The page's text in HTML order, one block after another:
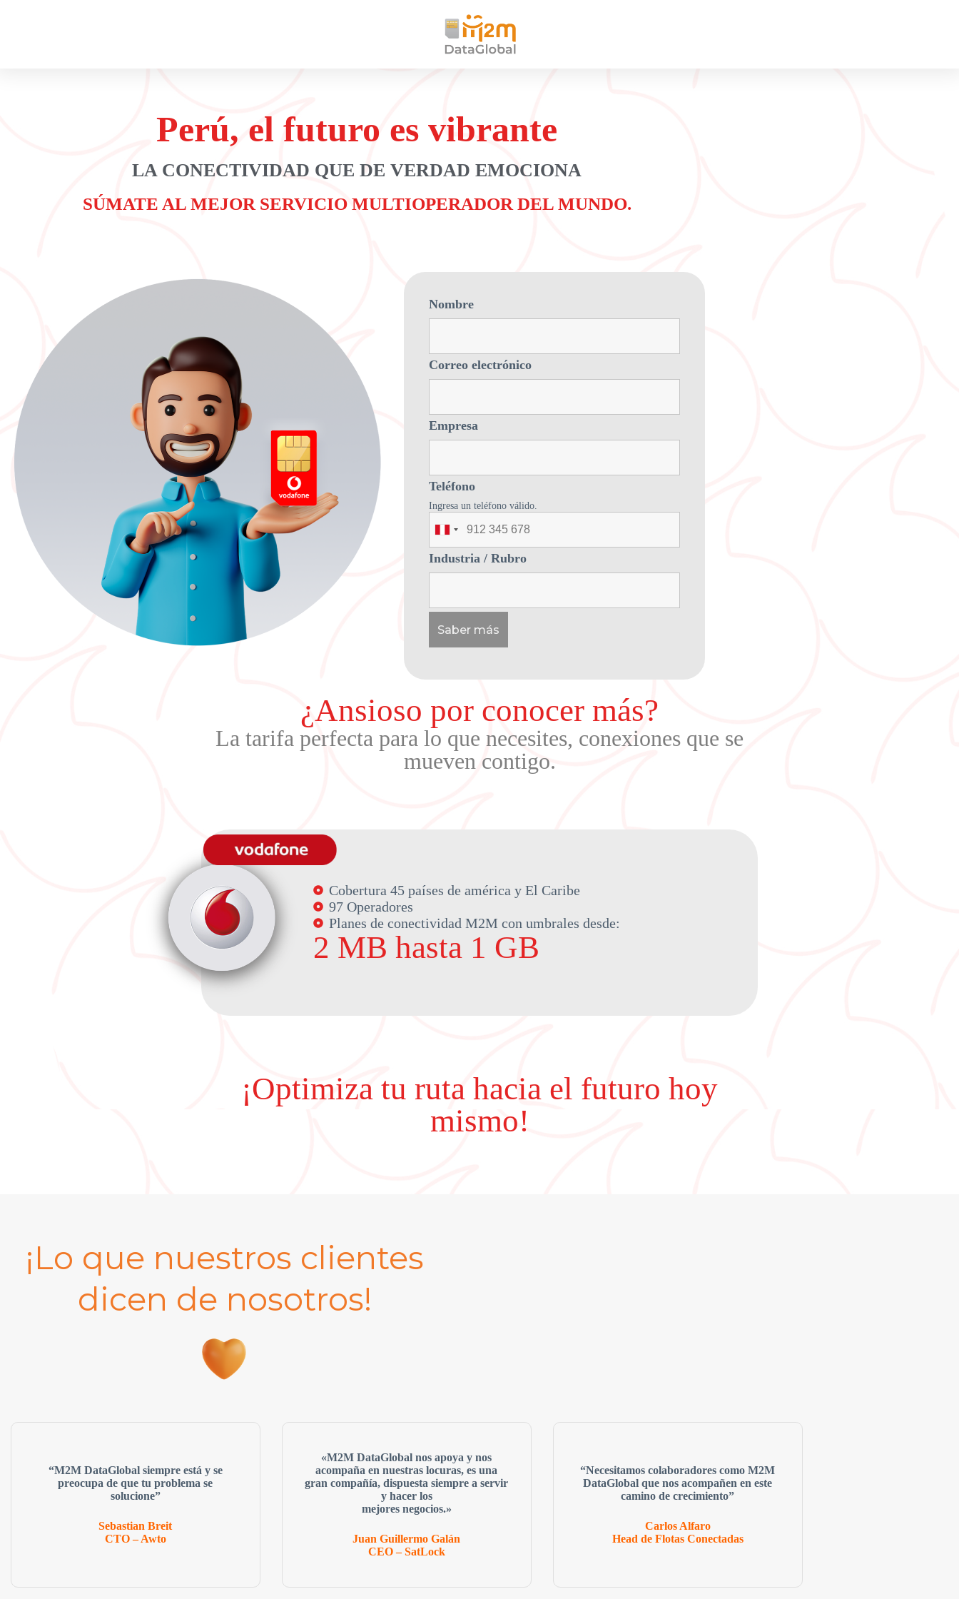
Perú, el futuro es vibrante
LA CONECTIVIDAD QUE DE VERDAD EMOCIONA
SÚMATE AL MEJOR SERVICIO MULTIOPERADOR DEL MUNDO.
Nombre
Correo electrónico
Empresa
Teléfono
Ingresa un teléfono válido.
Industria / Rubro
¿Ansioso por conocer más?
La tarifa perfecta para lo que necesites, conexiones que se
mueven contigo.
Cobertura 45 países de américa y El Caribe
97 Operadores
Planes de conectividad M2M con umbrales desde:
2 MB hasta 1 GB
¡Optimiza tu ruta hacia el futuro hoy
mismo!
¡Lo que nuestros clientes
dicen de nosotros!
“M2M DataGlobal siempre está y se
preocupa de que tu problema se
solucione”
Sebastian Breit
CTO – Awto
«M2M DataGlobal nos apoya y nos
acompaña en nuestras locuras, es una
gran compañía, dispuesta siempre a servir
y hacer los
mejores negocios.»
Juan Guillermo Galán
CEO – SatLock
“Necesitamos colaboradores como M2M
DataGlobal que nos acompañen en este
camino de crecimiento”
Carlos Alfaro
Head de Flotas Conectadas